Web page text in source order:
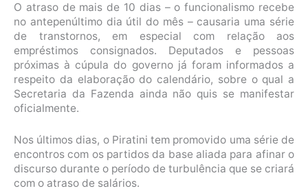
O atraso de mais de 10 dias – o funcionalismo recebe
no antepenúltimo dia útil do mês – causaria uma série
de transtornos, em especial com relação aos
empréstimos consignados. Deputados e pessoas
próximas à cúpula do governo já foram informados a
respeito da elaboração do calendário, sobre o qual a
Secretaria da Fazenda ainda não quis se manifestar
oficialmente.
Nos últimos dias, o Piratini tem promovido uma série de
encontros com os partidos da base aliada para afinar o
discurso durante o período de turbulência que se criará
com o atraso de salários.